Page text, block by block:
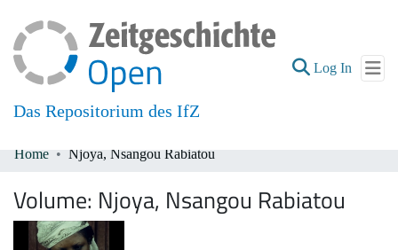
Das Repositorium des IfZ
Log In (current)
All of DSpace
Home Njoya, Nsangou Rabiatou
Volume: Njoya, Nsangou Rabiatou